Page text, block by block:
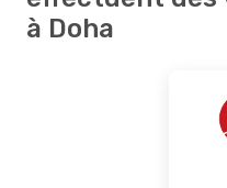
à Doha